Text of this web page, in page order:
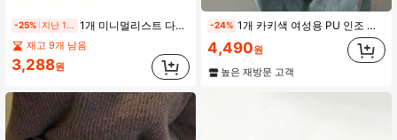
4.85 252 팔로워
-25% 지난 1일 1개 미니멀리스트 다용도 PU 버클 벨트, 여성용 레트로 서부 스타일 허리 벨트, 일상 착용 또는 선물용으로 적합
재고 9개 남음
3,288원
-24% 1개 카키색 여성용 PU 인조 가죽 빈티지 통근 스타일 매트 가죽 솔리드 컬러 허리 벨트
4,490원
높은 재방문 고객